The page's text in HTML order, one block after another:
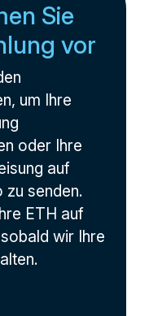
Sie
vor
um Ihre
oder Ihre
auf
zu senden.
ETH auf
wir Ihre